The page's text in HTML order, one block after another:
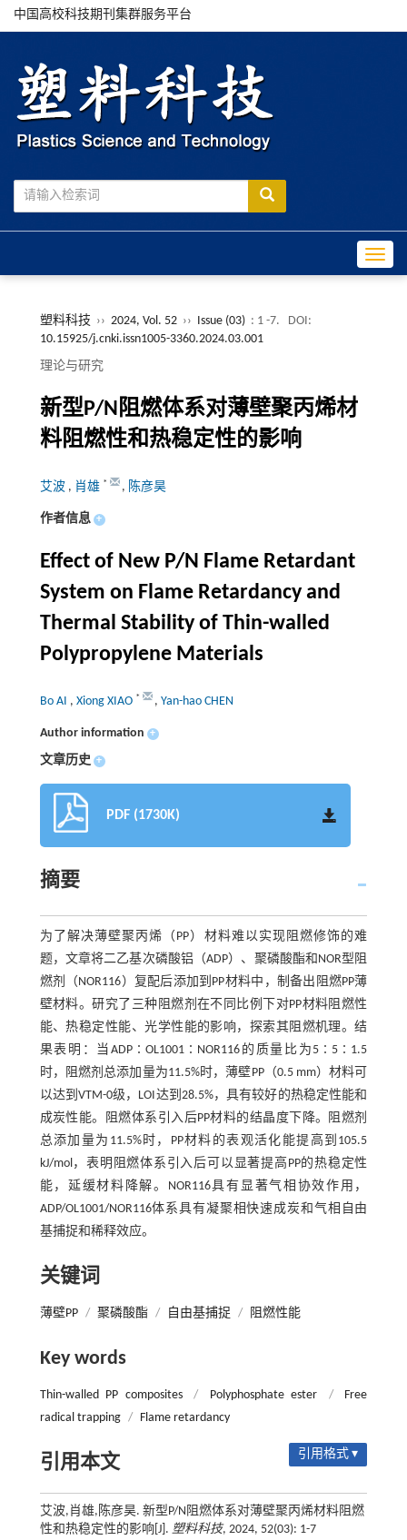
中国高校科技期刊集群服务平台
塑料科技 ›› 2024, Vol. 52 ›› Issue (03) : 1 -7.
DOI:
10.15925/j.cnki.issn1005-3360.2024.03.001
理论与研究
新型P/N阻燃体系对薄壁聚丙烯材
料阻燃性和热稳定性的影响
艾波 , 肖雄 * , 陈彦昊
作者信息 +
Effect of New P/N Flame Retardant
System on Flame Retardancy and
Thermal Stability of Thin-walled
Polypropylene Materials
Bo AI , Xiong XIAO * , Yan-hao CHEN
Author information +
文章历史 +
PDF (1730K)
摘要
为了解决薄壁聚丙烯（PP）材料难以实现阻燃修饰的难
题，文章将二乙基次磷酸铝（ADP）、聚磷酸酯和NOR型阻
燃剂（NOR116）复配后添加到PP材料中，制备出阻燃PP薄
壁材料。研究了三种阻燃剂在不同比例下对PP材料阻燃性
能、热稳定性能、光学性能的影响，探索其阻燃机理。结
果表明：当ADP∶OL1001∶NOR116的质量比为5∶5∶1.5
时，阻燃剂总添加量为11.5%时，薄壁PP（0.5 mm）材料可
以达到VTM-0级，LOI达到28.5%，具有较好的热稳定性能和
成炭性能。阻燃体系引入后PP材料的结晶度下降。阻燃剂
总添加量为11.5%时，PP材料的表观活化能提高到105.5
kJ/mol，表明阻燃体系引入后可以显著提高PP的热稳定性
能，延缓材料降解。NOR116具有显著气相协效作用，
ADP/OL1001/NOR116体系具有凝聚相快速成炭和气相自由
基捕捉和稀释效应。
关键词
薄壁PP / 聚磷酸酯 / 自由基捕捉 / 阻燃性能
Key words
Thin-walled PP composites / Polyphosphate ester /
Free
radical trapping / Flame retardancy
引用本文 引用格式 ▾
艾波,肖雄,陈彦昊. 新型P/N阻燃体系对薄壁聚丙烯材料阻燃
性和热稳定性的影响[J]. 塑料科技, 2024, 52(03): 1-7